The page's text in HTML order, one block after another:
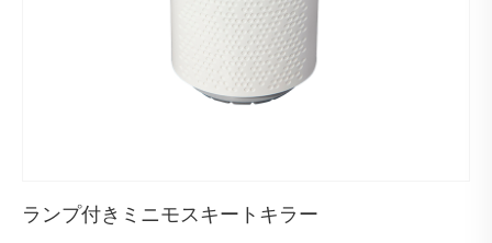
ランプ付きミニモスキートキラー